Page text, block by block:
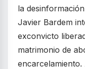
la
Javier Bardem
exconvicto
matrimonio de